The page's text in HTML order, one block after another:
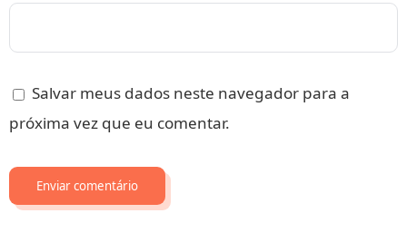
Salvar meus dados neste navegador para a
próxima vez que eu comentar.